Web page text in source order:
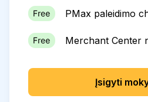
PMax paleidimo
Merchant Center
Įsigyti